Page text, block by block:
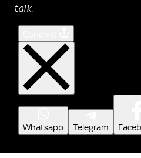
talk.
Whatsapp Telegram